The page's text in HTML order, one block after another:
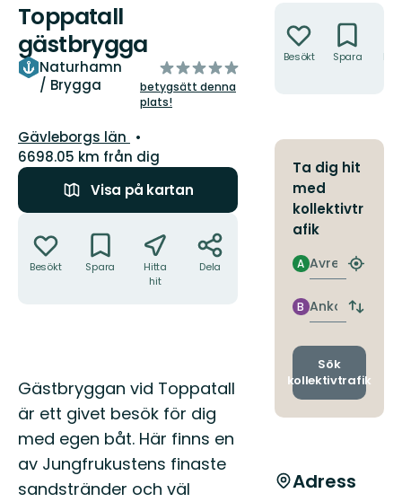
Toppatall
gästbrygga
Naturhamn
/ Brygga
av
5
stjärnor
betygsätt denna
plats!
Län:
Gävleborgs län
6698.05 km från dig
Visa på kartan
Besökt Spara
Hitta
hit
Dela
Beskrivning
Gästbryggan vid Toppatall
är ett givet besök för dig
med egen båt. Här finns en
av Jungfrukustens finaste
sandstränder och väl
Besökt Spara
Ta dig hit
med
kollektivtr
afik
Avresa
A
Hitta
Ankomst
B
Byt
och
Sök
kollektivtrafik
Adress